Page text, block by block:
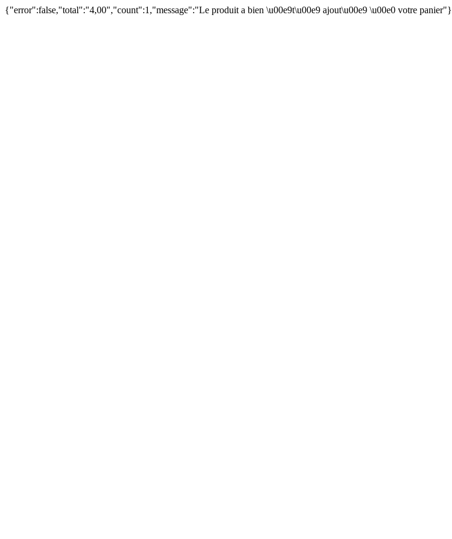
{"error":false,"total":"4,00","count":1,"message":"Le produit a bien \u00e9t\u00e9 ajout\u00e9 \u00e0 votre panier"}